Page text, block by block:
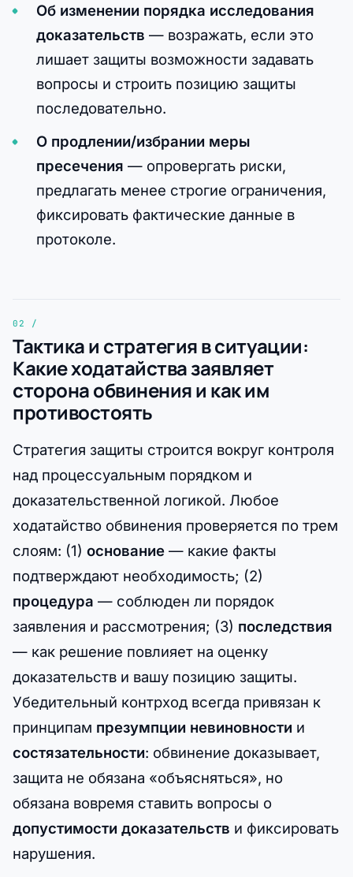
Об изменении порядка исследования
доказательств — возражать, если это
лишает защиты возможности задавать
вопросы и строить позицию защиты
последовательно.
О продлении/избрании меры
пресечения — опровергать риски,
предлагать менее строгие ограничения,
фиксировать фактические данные в
протоколе.
Тактика и стратегия в ситуации:
Какие ходатайства заявляет
сторона обвинения и как им
противостоять
Стратегия защиты строится вокруг контроля
над процессуальным порядком и
доказательственной логикой. Любое
ходатайство обвинения проверяется по трем
слоям: (1) основание — какие факты
подтверждают необходимость; (2)
процедура — соблюден ли порядок
заявления и рассмотрения; (3) последствия
— как решение повлияет на оценку
доказательств и вашу позицию защиты.
Убедительный контрход всегда привязан к
принципам презумпции невиновности и
состязательности: обвинение доказывает,
защита не обязана «объясняться», но
обязана вовремя ставить вопросы о
допустимости доказательств и фиксировать
нарушения.